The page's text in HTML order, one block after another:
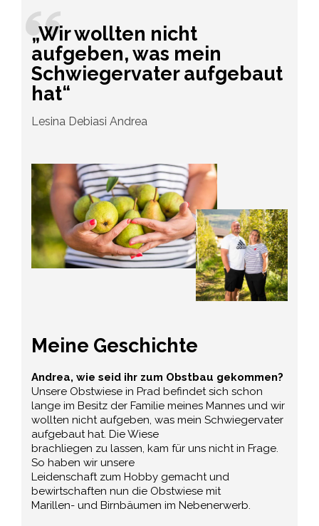
„Wir wollten nicht
aufgeben, was mein
Schwiegervater aufgebaut
hat“
Lesina Debiasi Andrea
Meine Geschichte
Andrea, wie seid ihr zum Obstbau gekommen?
Unsere Obstwiese in Prad befindet sich schon
lange im Besitz der Familie meines Mannes und wir
wollten nicht aufgeben, was mein Schwiegervater
aufgebaut hat. Die Wiese
brachliegen zu lassen, kam für uns nicht in Frage.
So haben wir unsere
Leidenschaft zum Hobby gemacht und
bewirtschaften nun die Obstwiese mit
Marillen- und Birnbäumen im Nebenerwerb.